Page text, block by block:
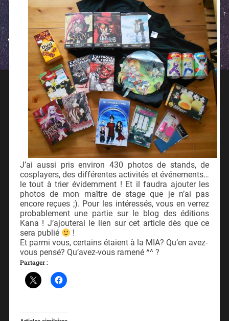
J’ai aussi pris environ 430 photos de stands, de
cosplayers, des différentes activités et événements…
le tout à trier évidemment ! Et il faudra ajouter les
photos de mon maître de stage que je n’ai pas
encore reçues ;). Pour les intéressés, vous en verrez
probablement une partie sur le blog des éditions
Kana ! J’ajouterai le lien sur cet article dès que ce
sera publié
!
Et parmi vous, certains étaient à la MIA? Qu’en avez-
vous pensé? Qu’avez-vous ramené ^^ ?
Partager :